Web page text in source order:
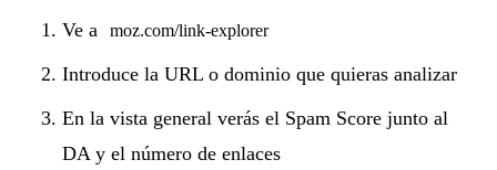
Ve a moz.com/link-explorer
Introduce la URL o dominio que quieras analizar
En la vista general verás el Spam Score junto al
DA y el número de enlaces